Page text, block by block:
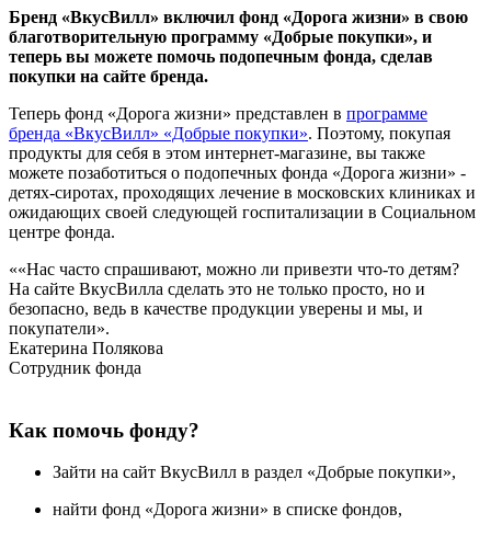
Бренд «ВкусВилл» включил фонд «Дорога жизни» в свою
благотворительную программу «Добрые покупки», и
теперь вы можете помочь подопечным фонда, сделав
покупки на сайте бренда.
Теперь фонд «Дорога жизни» представлен в программе
бренда «ВкусВилл» «Добрые покупки». Поэтому, покупая
продукты для себя в этом интернет-магазине, вы также
можете позаботиться о подопечных фонда «Дорога жизни» -
детях-сиротах, проходящих лечение в московских клиниках и
ожидающих своей следующей госпитализации в Социальном
центре фонда.
««Нас часто спрашивают, можно ли привезти что-то детям?
На сайте ВкусВилла сделать это не только просто, но и
безопасно, ведь в качестве продукции уверены и мы, и
покупатели».
Екатерина Полякова
Сотрудник фонда
Как помочь фонду?
Зайти на сайт ВкусВилл в раздел «Добрые покупки»,
найти фонд «Дорога жизни» в списке фондов,